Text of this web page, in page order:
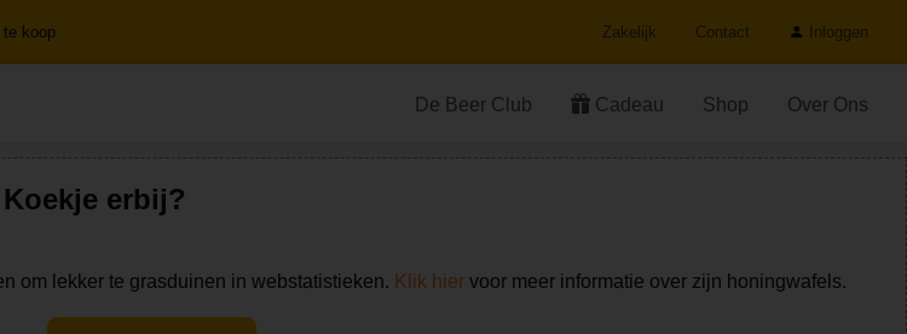
te koop Zakelijk Contact Inloggen
De Beer Club Cadeau Shop Over Ons
Koekje erbij?
om lekker te grasduinen in webstatistieken. Klik hier voor meer informatie over zijn honingwafels.